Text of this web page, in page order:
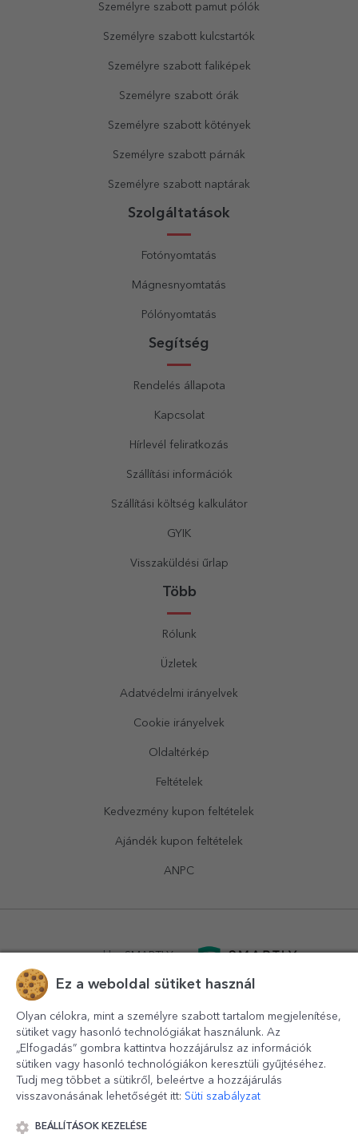
Személyre szabott pamut pólók
Személyre szabott kulcstartók
Személyre szabott faliképek
Személyre szabott órák
Személyre szabott kötények
Személyre szabott párnák
Személyre szabott naptárak
Szolgáltatások
Fotónyomtatás
Mágnesnyomtatás
Pólónyomtatás
Segítség
Rendelés állapota
Kapcsolat
Hírlevél feliratkozás
Szállítási információk
Szállítási költség kalkulátor
GYIK
Visszaküldési űrlap
Több
Rólunk
Üzletek
Adatvédelmi irányelvek
Cookie irányelvek
Oldaltérkép
Feltételek
Kedvezmény kupon feltételek
Ajándék kupon feltételek
ANPC
powered bySMARTLY.ro
© 2016-2026 StarGift
Ez a weboldal sütiket használ
Olyan célokra, mint a személyre szabott tartalom megjelenítése,
sütiket vagy hasonló technológiákat használunk. Az
„Elfogadás” gombra kattintva hozzájárulsz az információk
sütiken vagy hasonló technológiákon keresztüli gyűjtéséhez.
Tudj meg többet a sütikről, beleértve a hozzájárulás
visszavonásának lehetőségét itt: Süti szabályzat
BEÁLLÍTÁSOK KEZELÉSE